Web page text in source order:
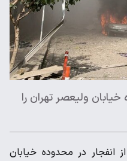
ولیعصر تهران را
انفجار در محدوده خیابان